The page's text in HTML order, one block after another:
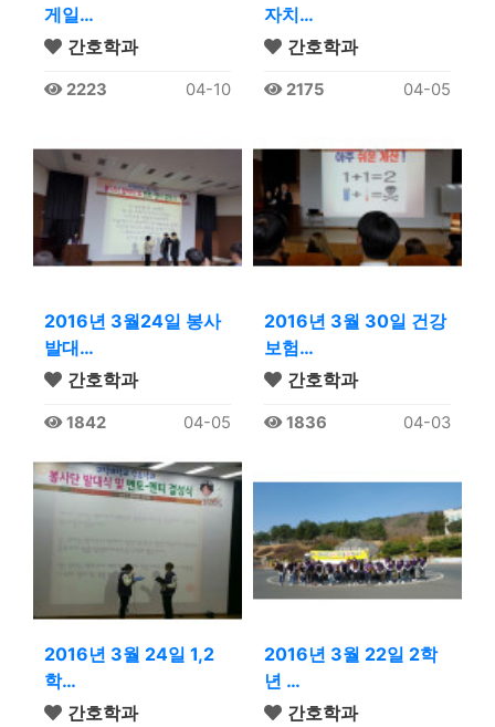
게일…
간호학과
2223 04-10
자치…
간호학과
2175 04-05
2016년 3월24일 봉사
발대…
간호학과
1842 04-05
2016년 3월 30일 건강
보험…
간호학과
1836 04-03
2016년 3월 24일 1,2
학…
간호학과
2016년 3월 22일 2학
년 …
간호학과